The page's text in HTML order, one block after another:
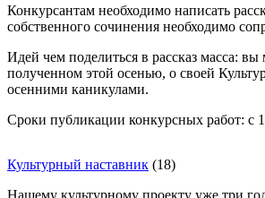
Конкурсантам необходимо написать
собственного сочинения необходимо
Идей чем поделиться в рассказ масса:
полученном этой осенью, о своей
осенними каникулами.
Сроки публикации конкурсных работ: с
Культурный наставник (18)
Нашему культурному проекту уже три